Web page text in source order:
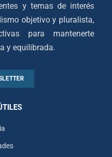
y temas de interés
objetivo y pluralista,
para mantenerte
y equilibrada.